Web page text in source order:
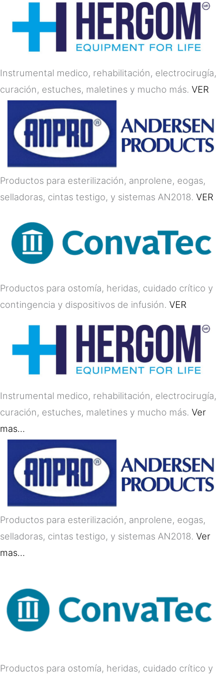
Instrumental medico, rehabilitación, electrocirugía,
curación, estuches, maletines y mucho más. VER
Productos para esterilización, anprolene, eogas,
selladoras, cintas testigo, y sistemas AN2018. VER
Productos para ostomía, heridas, cuidado crítico y
contingencia y dispositivos de infusión. VER
Instrumental medico, rehabilitación, electrocirugía,
curación, estuches, maletines y mucho más. Ver
mas…
Productos para esterilización, anprolene, eogas,
selladoras, cintas testigo, y sistemas AN2018. Ver
mas…
Productos para ostomía, heridas, cuidado crítico y